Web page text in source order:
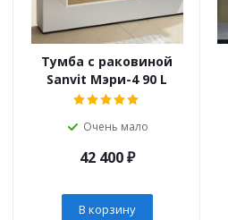
Тумба с раковиной
Sanvit Мэри-4 90 L
Очень мало
42 400₽
В корзину